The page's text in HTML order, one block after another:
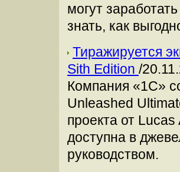
могут
знать, как
Тиражируется
Sith Edition /
Компания «1С»
Unleashed
проекта от
доступна в
руководством.